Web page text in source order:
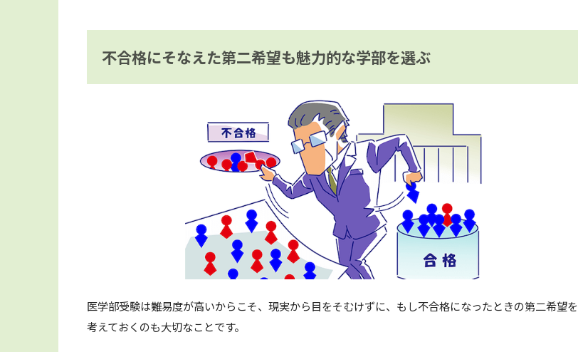
不合格にそなえた第二希望も魅力的な学部を選ぶ
医学部受験は難易度が高いからこそ、現実から目をそむけずに、もし不合格になったときの第二希望を
考えておくのも大切なことです。